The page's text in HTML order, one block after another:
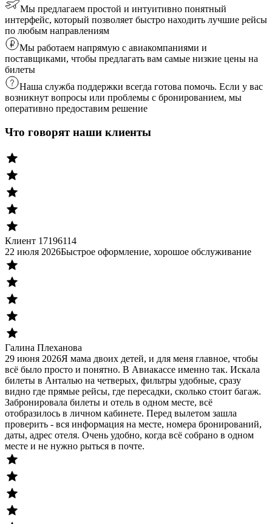
Мы предлагаем простой и интуитивно понятный
интерфейс, который позволяет быстро находить лучшие рейсы
по любым направлениям
Мы работаем напрямую с авиакомпаниями и
поставщиками, чтобы предлагать вам самые низкие цены на
билеты
Наша служба поддержки всегда готова помочь. Если у вас
возникнут вопросы или проблемы с бронированием, мы
оперативно предоставим решение
Что говорят наши клиенты
Клиент 17196114
22 июля 2026Быстрое оформление, хорошое обслуживание
Галина Плеханова
29 июня 2026Я мама двоих детей, и для меня главное, чтобы
всё было просто и понятно. В Авиакассе именно так. Искала
билеты в Анталью на четверых, фильтры удобные, сразу
видно где прямые рейсы, где пересадки, сколько стоит багаж.
Забронировала билеты и отель в одном месте, всё
отобразилось в личном кабинете. Перед вылетом зашла
проверить - вся информация на месте, номера бронирований,
даты, адрес отеля. Очень удобно, когда всё собрано в одном
месте и не нужно рыться в почте.